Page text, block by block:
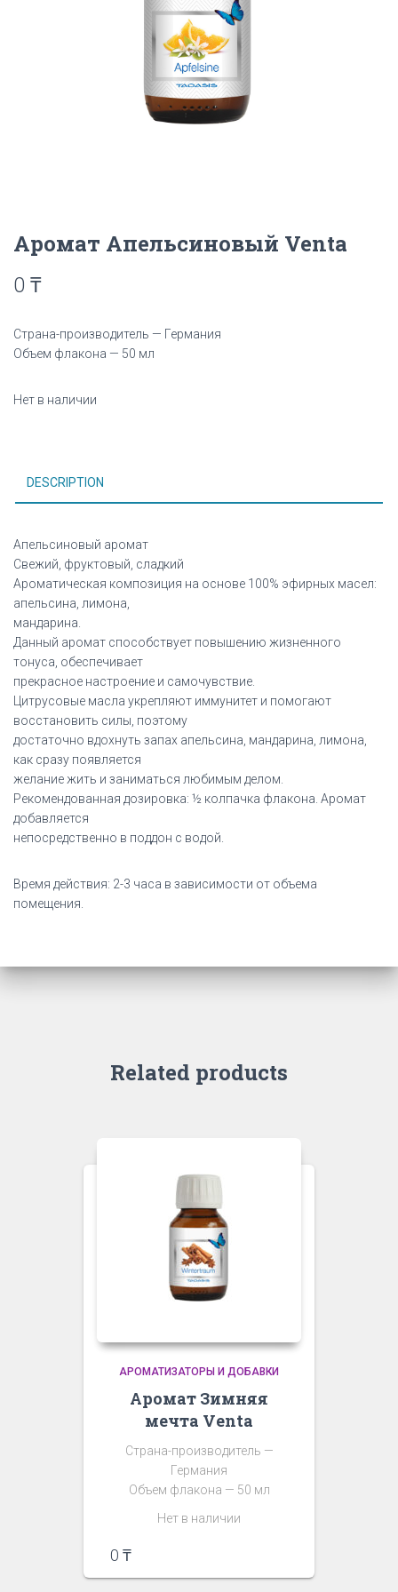
Аромат Апельсиновый Venta
0 ₸
Страна-производитель — Германия
Объем флакона — 50 мл
Нет в наличии
DESCRIPTION
Апельсиновый аромат
Свежий, фруктовый, сладкий
Ароматическая композиция на основе 100% эфирных масел:
апельсина, лимона,
мандарина.
Данный аромат способствует повышению жизненного
тонуса, обеспечивает
прекрасное настроение и самочувствие.
Цитрусовые масла укрепляют иммунитет и помогают
восстановить силы, поэтому
достаточно вдохнуть запах апельсина, мандарина, лимона,
как сразу появляется
желание жить и заниматься любимым делом.
Рекомендованная дозировка: ½ колпачка флакона. Аромат
добавляется
непосредственно в поддон с водой.
Время действия: 2-3 часа в зависимости от объема
помещения.
Related products
АРОМАТИЗАТОРЫ И ДОБАВКИ
Аромат Зимняя
мечта Venta
Страна-производитель —
Германия
Объем флакона — 50 мл
Нет в наличии
0 ₸